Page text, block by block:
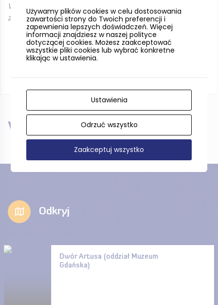
Więcej o trasach EuroVelo w całej Europie
znajdziesz na stronieTUTAJ
W pobliżu
Odkryj
Dwór Artusa (oddział Muzeum
Gdańska)
Używamy plików cookies w celu dostosowania
zawartości strony do Twoich preferencji i
zapewnienia lepszych doświadczeń. Więcej
informacji znajdziesz w naszej polityce
dotyczącej cookies. Możesz zaakceptować
wszystkie pliki cookies lub wybrać konkretne
klikając w ustawienia.
Ustawienia
Odrzuć wszystko
Zaakceptuj wszystko